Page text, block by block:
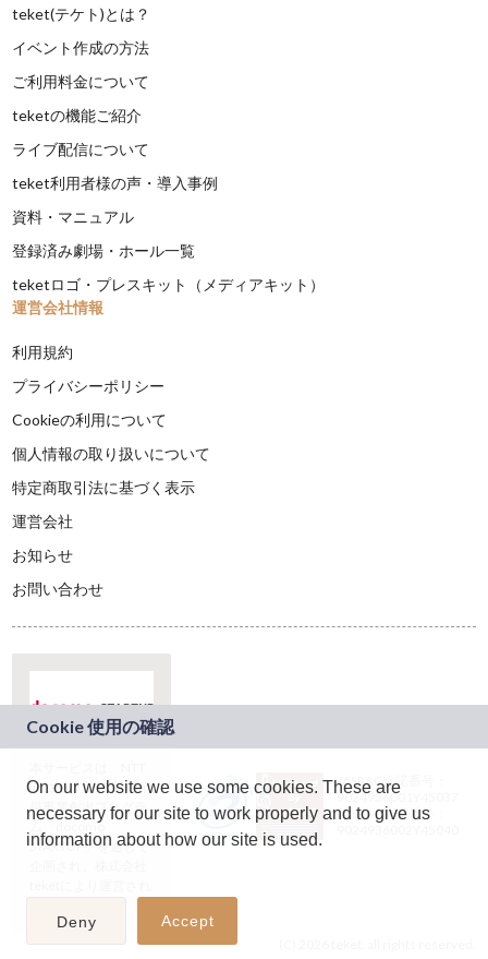
teket(テケト)とは？
イベント作成の方法
ご利用料金について
teketの機能ご紹介
ライブ配信について
teket利用者様の声・導入事例
資料・マニュアル
登録済み劇場・ホール一覧
teketロゴ・プレスキット（メディアキット）
運営会社情報
利用規約
プライバシーポリシー
Cookieの利用について
個人情報の取り扱いについて
特定商取引法に基づく表示
運営会社
お知らせ
お問い合わせ
ドコモグループの新
規事業創出プログラ
ム「docomo
STARTUP」を通じて
JASRAC許諾番号：
9024936001Y45037
JASRAC許諾番号：
On our website we use some cookies. These are
necessary for our site to work properly and to give us
information about how our site is used.
Deny Accept